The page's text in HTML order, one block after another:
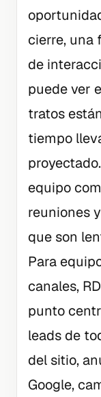
cierre, una
de
puede ver
tratos
tiempo
equipo
reuniones
que son
Para
canales,
punto
leads de
del sitio,
Google,